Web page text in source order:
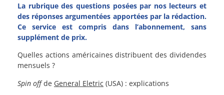
La rubrique des questions posées par nos lecteurs et
des réponses argumentées apportées par la rédaction.
Ce service est compris dans l’abonnement, sans
supplément de prix.
Quelles actions américaines distribuent des dividendes
mensuels ?
Spin offde General Eletric (USA) : explications